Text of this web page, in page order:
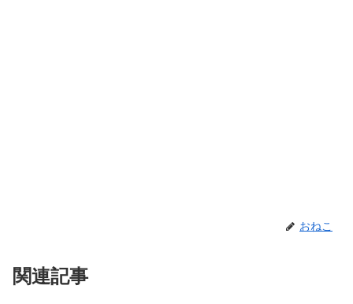
おねこ
関連記事